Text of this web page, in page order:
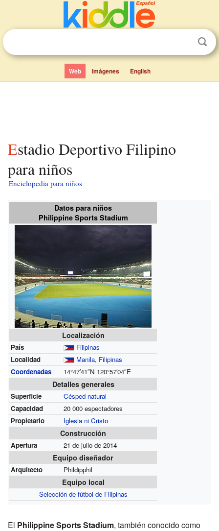
Web Imágenes English
Estadio Deportivo Filipino
para niños
Enciclopedia para niños
Datos para niños
Philippine Sports Stadium
Localización
País
Filipinas
Localidad
Manila, Filipinas
Coordenadas
14°47′41″N 120°57′04″E
Detalles generales
Superficie
Césped natural
Capacidad
20 000 espectadores
Propietario
Iglesia ni Cristo
Construcción
Apertura 21 de julio de 2014
Equipo diseñador
Arquitecto Phildipphil
Equipo local
Selección de fútbol de Filipinas
El Philippine Sports Stadium, también conocido como